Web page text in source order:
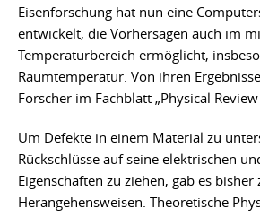
Eisenforschung hat nun eine
entwickelt, die Vorhersagen auch im
Temperaturbereich ermöglicht,
Raumtemperatur. Von ihren
Forscher im Fachblatt „Physical Review
Um Defekte in einem Material zu
Rückschlüsse auf seine elektrischen
Eigenschaften zu ziehen, gab es bisher
Herangehensweisen. Theoretische